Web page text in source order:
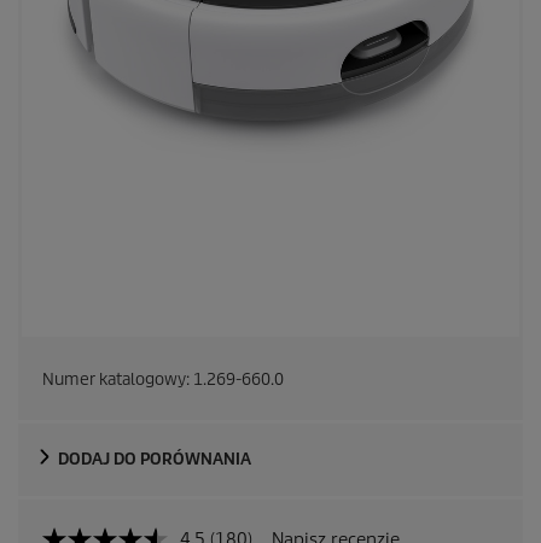
Numer katalogowy: 1.269-660.0
DODAJ DO PORÓWNANIA